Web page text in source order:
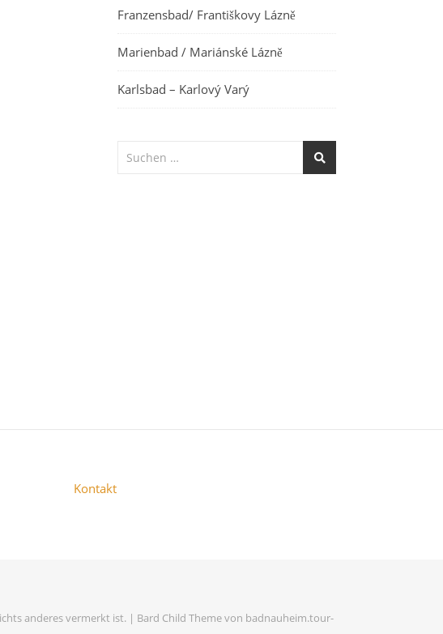
Franzensbad/ Františkovy Lázně
Marienbad / Mariánské Lázně
Karlsbad – Karlový Varý
Kontakt
anderes vermerkt ist. | Bard Child Theme von badnauheim.tour-